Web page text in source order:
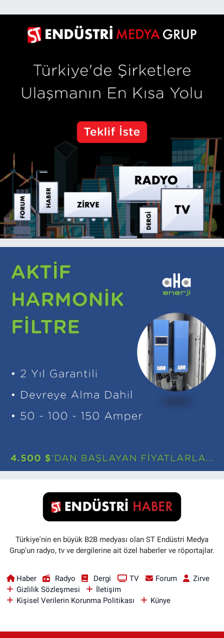
Türkiye'nin en büyük B2B medyası olan ST Endüstri Medya
Grup'un radyo, tv ve dergilerine ait özel haberler ve röportajlar.
Haber Radyo Dergi TV Forum
Zirve
Gizlilik Sözleşmesi
İletişim
Kişisel Verilerin Korunma Politikası
Künye